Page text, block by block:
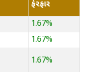
ફેરફાર
1.67%
1.67%
1.67%